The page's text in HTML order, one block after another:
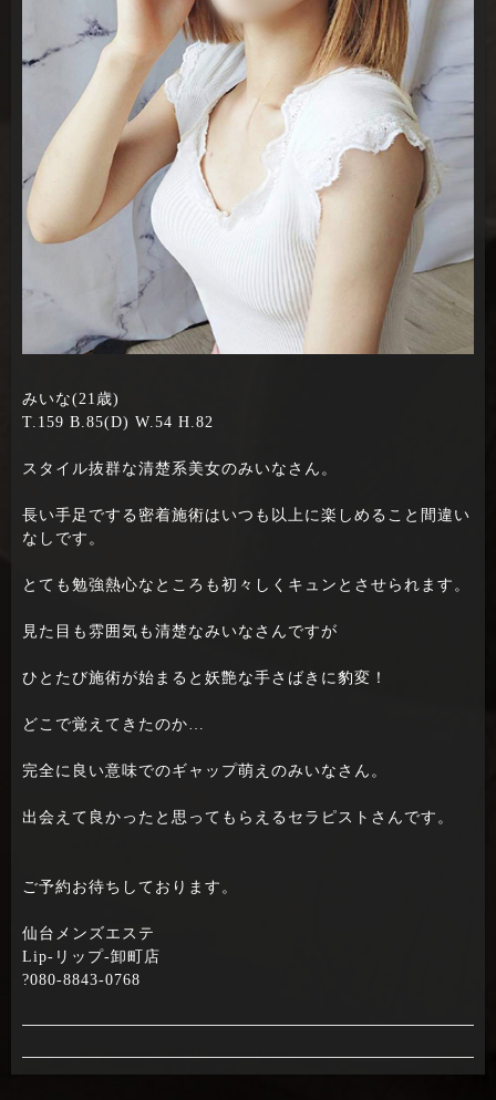
みいな(21歳)
T.159 B.85(D) W.54 H.82
スタイル抜群な清楚系美女のみいなさん。
長い手足でする密着施術はいつも以上に楽しめること間違い
なしです。
とても勉強熱心なところも初々しくキュンとさせられます。
見た目も雰囲気も清楚なみいなさんですが
ひとたび施術が始まると妖艶な手さばきに豹変！
どこで覚えてきたのか…
完全に良い意味でのギャップ萌えのみいなさん。
出会えて良かったと思ってもらえるセラピストさんです。
ご予約お待ちしております。
仙台メンズエステ
Lip-リップ-卸町店
?080-8843-0768